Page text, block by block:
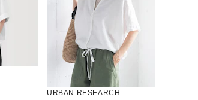
URBAN RESEARCH